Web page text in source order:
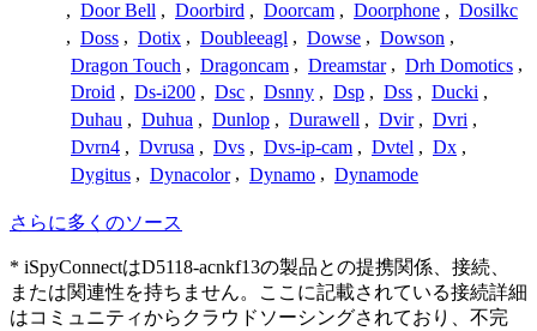
, Door Bell , Doorbird , Doorcam , Doorphone , Dosilkc
, Doss , Dotix , Doubleeagl , Dowse , Dowson ,
Dragon Touch , Dragoncam , Dreamstar , Drh Domotics ,
Droid , Ds-i200 , Dsc , Dsnny , Dsp , Dss , Ducki ,
Duhau , Duhua , Dunlop , Durawell , Dvir , Dvri ,
Dvrn4 , Dvrusa , Dvs , Dvs-ip-cam , Dvtel , Dx ,
Dygitus , Dynacolor , Dynamo , Dynamode
さらに多くのソース
* iSpyConnectはD5118-acnkf13の製品との提携関係、接続、
または関連性を持ちません。ここに記載されている接続詳細
はコミュニティからクラウドソーシングされており、不完